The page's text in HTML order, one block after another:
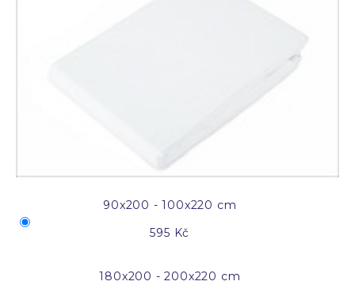
90x200 - 100x220 cm
595 Kč
180x200 - 200x220 cm